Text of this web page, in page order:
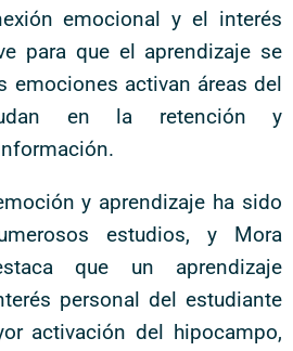
emocional y el interés
para que el aprendizaje se
emociones activan áreas del
en la retención y
y aprendizaje ha sido
estudios, y Mora
que un aprendizaje
personal del estudiante
activación del hipocampo,